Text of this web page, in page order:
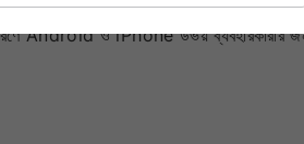
ব্যবহার করা যায়। ব্যবহারকারীরা
Android ও iPhone উভয় ব্যবহারকারীর